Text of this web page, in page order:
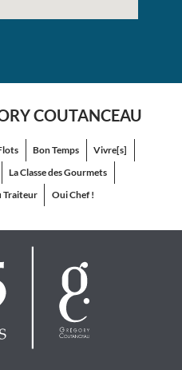
COUTANCEAU
Bon Temps
Vivre[s]
La Classe des Gourmets
Traiteur
Oui Chef !